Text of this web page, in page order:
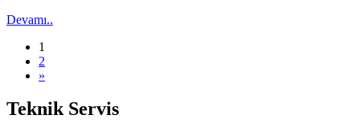
Devamı..
1
2
»
Teknik Servis